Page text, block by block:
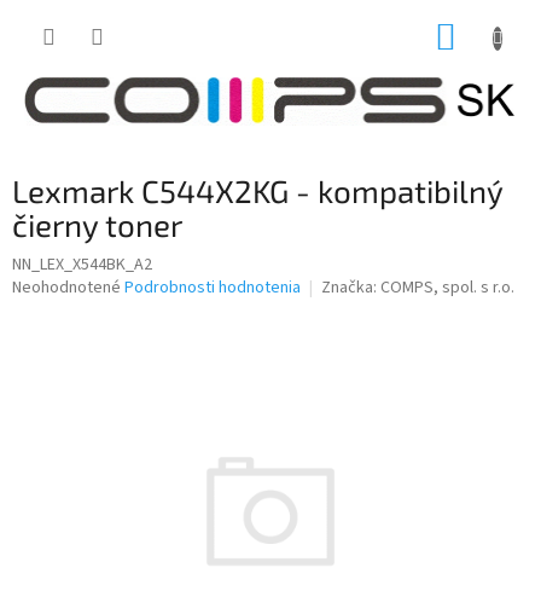
Lexmark C544X2KG - kompatibilný
čierny toner
NN_LEX_X544BK_A2
Priemerné
Neohodnotené Podrobnosti hodnotenia Značka: COMPS, spol. s r.o.